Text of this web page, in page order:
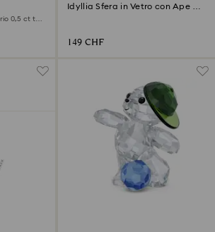
0,5 ct tw,
Idyllia Sfera in Vetro con Ape e
149 CHF